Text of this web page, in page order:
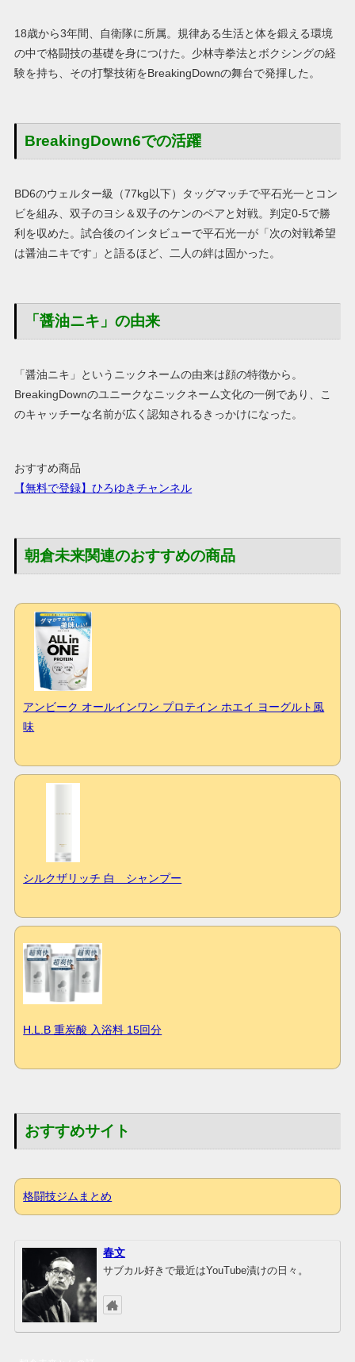
18歳から3年間、自衛隊に所属。規律ある生活と体を鍛える環境
の中で格闘技の基礎を身につけた。少林寺拳法とボクシングの経
験を持ち、その打撃技術をBreakingDownの舞台で発揮した。
BreakingDown6での活躍
BD6のウェルター級（77kg以下）タッグマッチで平石光一とコン
ビを組み、双子のヨシ＆双子のケンのペアと対戦。判定0-5で勝
利を収めた。試合後のインタビューで平石光一が「次の対戦希望
は醤油ニキです」と語るほど、二人の絆は固かった。
「醤油ニキ」の由来
「醤油ニキ」というニックネームの由来は顔の特徴から。
BreakingDownのユニークなニックネーム文化の一例であり、こ
のキャッチーな名前が広く認知されるきっかけになった。
おすすめ商品
【無料で登録】ひろゆきチャンネル
朝倉未来関連のおすすめの商品
アンビーク オールインワン プロテイン ホエイ ヨーグルト風
味
シルクザリッチ 白 シャンプー
H.L.B 重炭酸 入浴料 15回分
おすすめサイト
格闘技ジムまとめ
春文
サブカル好きで最近はYouTube漬けの日々。